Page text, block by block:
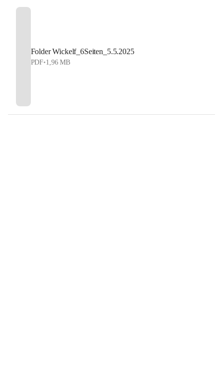
Folder Wickelf_6Seiten_5.5.2025
PDF•1,96 MB